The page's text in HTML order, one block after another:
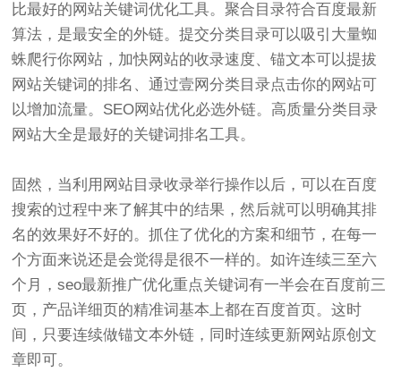
比最好的网站关键词优化工具。聚合目录符合百度最新
算法，是最安全的外链。提交分类目录可以吸引大量蜘
蛛爬行你网站，加快网站的收录速度、锚文本可以提拔
网站关键词的排名、通过壹网分类目录点击你的网站可
以增加流量。SEO网站优化必选外链。高质量分类目录
网站大全是最好的关键词排名工具。
固然，当利用网站目录收录举行操作以后，可以在百度
搜索的过程中来了解其中的结果，然后就可以明确其排
名的效果好不好的。抓住了优化的方案和细节，在每一
个方面来说还是会觉得是很不一样的。如许连续三至六
个月，seo最新推广优化重点关键词有一半会在百度前三
页，产品详细页的精准词基本上都在百度首页。这时
间，只要连续做锚文本外链，同时连续更新网站原创文
章即可。